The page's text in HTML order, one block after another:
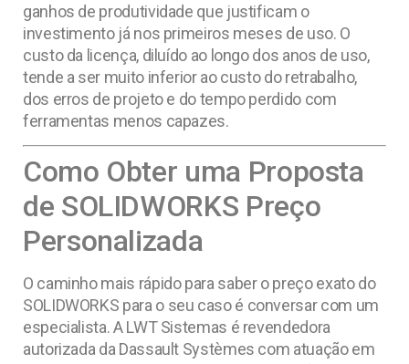
ganhos de produtividade que justificam o
investimento já nos primeiros meses de uso. O
custo da licença, diluído ao longo dos anos de uso,
tende a ser muito inferior ao custo do retrabalho,
dos erros de projeto e do tempo perdido com
ferramentas menos capazes.
Como Obter uma Proposta
de SOLIDWORKS Preço
Personalizada
O caminho mais rápido para saber o preço exato do
SOLIDWORKS para o seu caso é conversar com um
especialista. A LWT Sistemas é revendedora
autorizada da Dassault Systèmes com atuação em